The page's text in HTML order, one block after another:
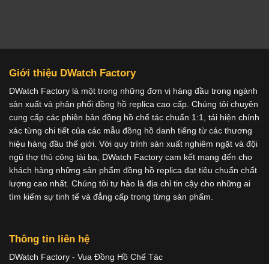
Giới thiệu DWatch Factory
DWatch Factory là một trong những đơn vị hàng đầu trong ngành
sản xuất và phân phối đồng hồ replica cao cấp. Chúng tôi chuyên
cung cấp các phiên bản đồng hồ chế tác chuẩn 1:1, tái hiện chính
xác từng chi tiết của các mẫu đồng hồ danh tiếng từ các thương
hiệu hàng đầu thế giới. Với quy trình sản xuất nghiêm ngặt và đội
ngũ thợ thủ công tài ba, DWatch Factory cam kết mang đến cho
khách hàng những sản phẩm đồng hồ replica đạt tiêu chuẩn chất
lượng cao nhất. Chúng tôi tự hào là địa chỉ tin cậy cho những ai
tìm kiếm sự tinh tế và đẳng cấp trong từng sản phẩm.
Thông tin liên hệ
DWatch Factory - Vua Đồng Hồ Chế Tác